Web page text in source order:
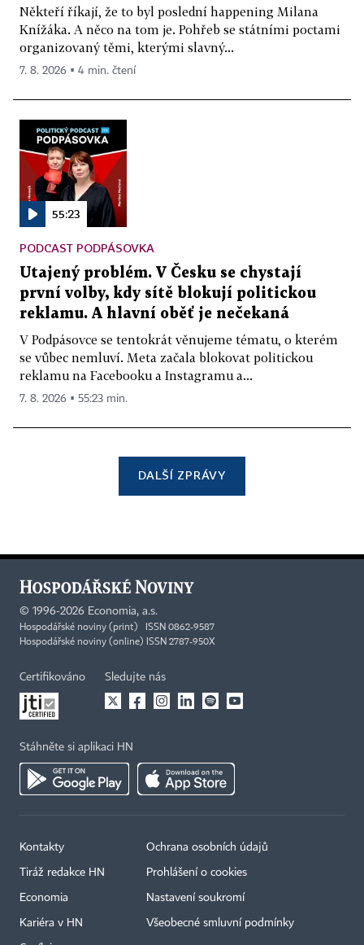
Někteří říkají, že to byl poslední happening Milana
Knížáka. A něco na tom je. Pohřeb se státními poctami
organizovaný těmi, kterými slavný...
7. 8. 2026 ▪ 4 min. čtení
55:23
PODCAST PODPÁSOVKA
Utajený problém. V Česku se chystají
první volby, kdy sítě blokují politickou
reklamu. A hlavní oběť je nečekaná
V Podpásovce se tentokrát věnujeme tématu, o kterém
se vůbec nemluví. Meta začala blokovat politickou
reklamu na Facebooku a Instagramu a...
7. 8. 2026 ▪ 55:23 min.
DALŠÍ ZPRÁVY
© 1996-2026 Economia, a.s.
Hospodářské noviny (print) ISSN 0862-9587
Hospodářské noviny (online) ISSN 2787-950X
Certifikováno Sledujte nás
Stáhněte si aplikaci HN
Kontakty
Tiráž redakce HN
Economia
Kariéra v HN
Ochrana osobních údajů
Prohlášení o cookies
Nastavení soukromí
Všeobecné smluvní podmínky